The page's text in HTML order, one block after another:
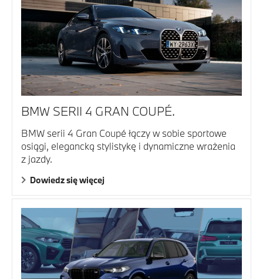
BMW SERII 4 GRAN COUPÉ.
BMW serii 4 Gran Coupé łączy w sobie sportowe
osiągi, elegancką stylistykę i dynamiczne wrażenia
z jazdy.
Dowiedz się więcej